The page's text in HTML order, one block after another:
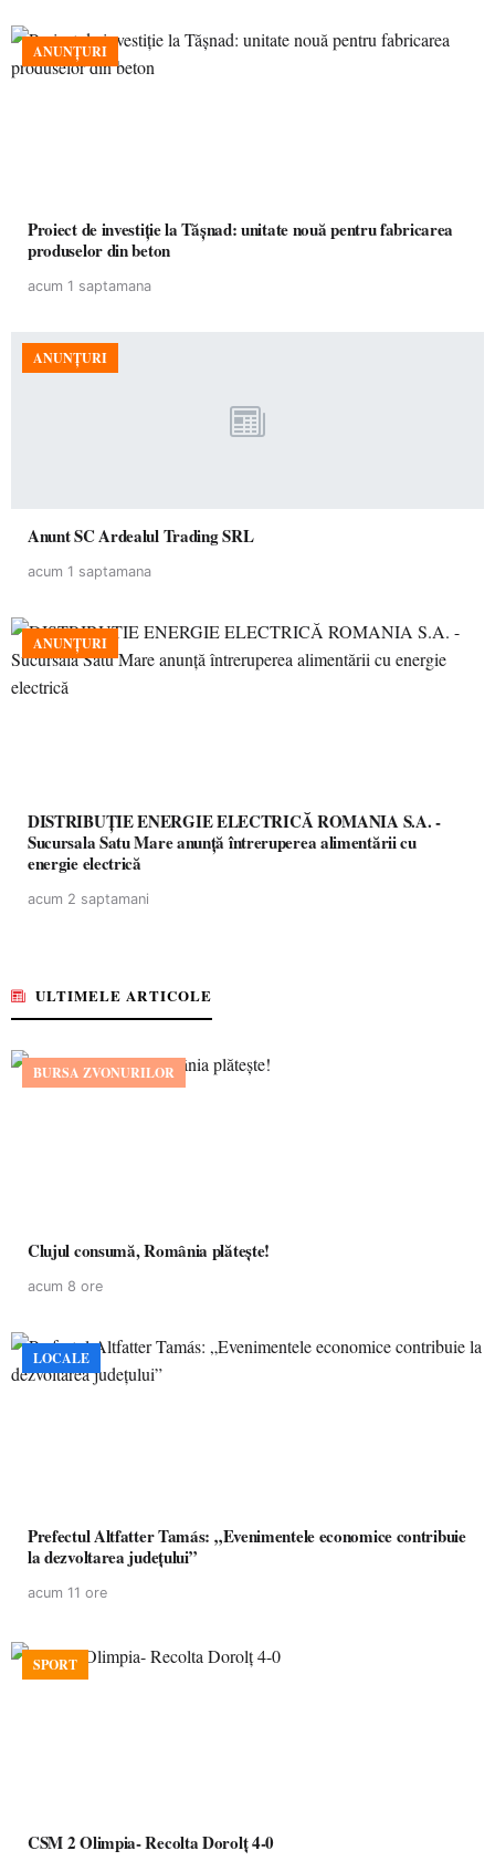
ANUNȚURI
Proiect de investiție la Tășnad: unitate nouă pentru fabricarea
produselor din beton
acum 1 saptamana
ANUNȚURI
Anunt SC Ardealul Trading SRL
acum 1 saptamana
ANUNȚURI
DISTRIBUȚIE ENERGIE ELECTRICĂ ROMANIA S.A. -
Sucursala Satu Mare anunţă întreruperea alimentării cu
energie electrică
acum 2 saptamani
ULTIMELE ARTICOLE
BURSA ZVONURILOR
Clujul consumă, România plătește!
acum 8 ore
LOCALE
Prefectul Altfatter Tamás: „Evenimentele economice contribuie
la dezvoltarea județului”
acum 11 ore
SPORT
CSM 2 Olimpia- Recolta Dorolț 4-0